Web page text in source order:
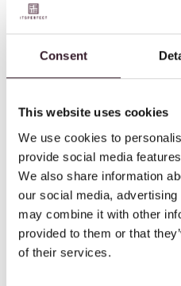
Consent
This website uses cookies
We use cookies to
provide social media
We also share information
our social media,
may combine it with other
provided to them or that
of their services.
LOGISTIC
PROVIDER
Haben Sie Ihr Lager an
ausgelagert? Itsperfect
Kommissionierungen und
automatisch an Ihr
die Ergebnisse werden
Zeit kann ein Cycle Count
werden. Auf diese Weise
System immer mit Ihrem